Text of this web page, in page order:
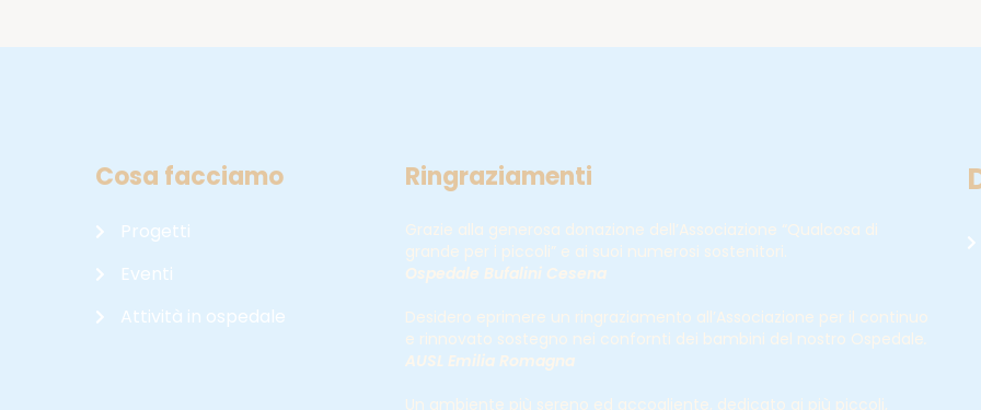
Cosa facciamo
Progetti
Eventi
Attività in ospedale
Ringraziamenti
Grazie alla generosa donazione dell’Associazione “Qualcosa di
grande per i piccoli” e ai suoi numerosi sostenitori.
Ospedale Bufalini Cesena
Desidero eprimere un ringraziamento all’Associazione per il continuo
e rinnovato sostegno nei confornti dei bambini del nostro Ospedale
AUSL Emilia Romagna
Un ambiente più sereno ed accogliente, dedicato ai più piccoli,